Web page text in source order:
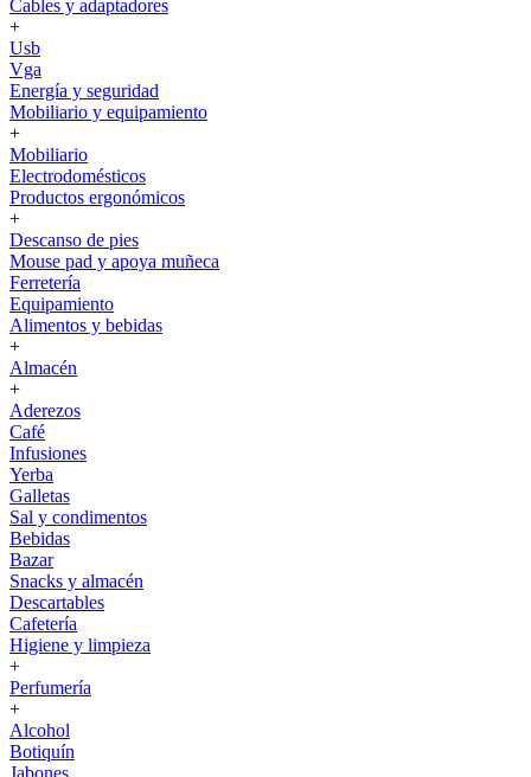
Cables y adaptadores
+
Usb
Vga
Energía y seguridad
Mobiliario y equipamiento
+
Mobiliario
Electrodomésticos
Productos ergonómicos
+
Descanso de pies
Mouse pad y apoya muñeca
Ferretería
Equipamiento
Alimentos y bebidas
+
Almacén
+
Aderezos
Café
Infusiones
Yerba
Galletas
Sal y condimentos
Bebidas
Bazar
Snacks y almacén
Descartables
Cafetería
Higiene y limpieza
+
Perfumería
+
Alcohol
Botiquín
Jabones